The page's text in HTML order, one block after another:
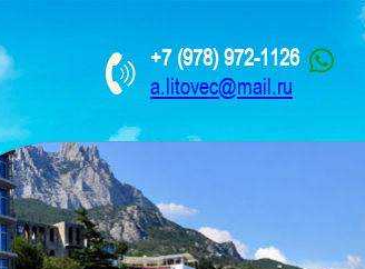
+7 (978) 972-1126
a.litovec@mail.ru